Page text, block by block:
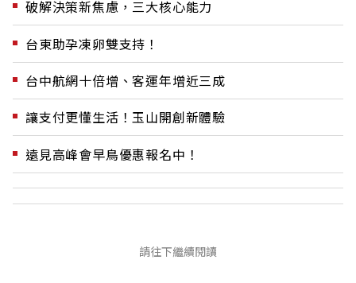
破解決策新焦慮，三大核心能力
台東助孕凍卵雙支持！
台中航網十倍增、客運年增近三成
讓支付更懂生活！玉山開創新體驗
遠見高峰會早鳥優惠報名中！
請往下繼續閱讀